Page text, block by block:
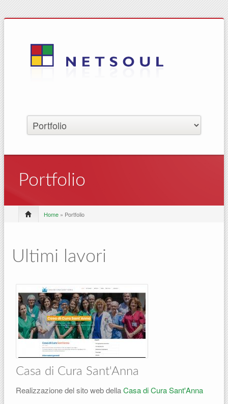
Portfolio
Home » Portfolio
Ultimi lavori
Casa di Cura Sant'Anna
Realizzazione del sito web dellaCasa di Cura Sant'Anna